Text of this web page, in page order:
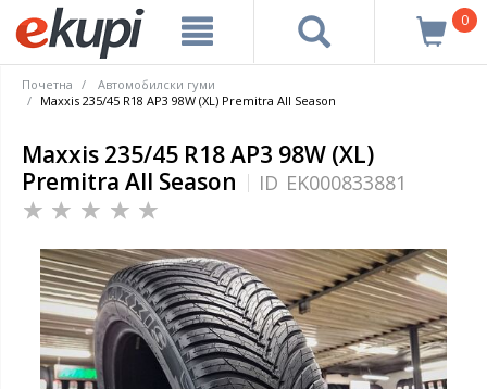
0
Почетна
Автомобилски гуми
Maxxis 235/45 R18 AP3 98W (XL) Premitra All Season
Maxxis 235/45 R18 AP3 98W (XL)
Premitra All Season
ID EK000833881